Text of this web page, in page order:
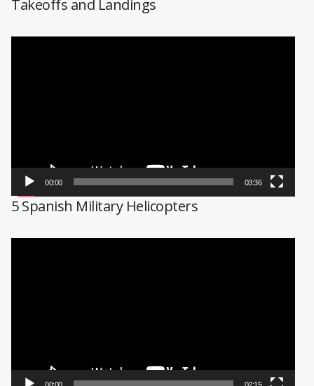
Takeoffs and Landings
00:00 03:36
5 Spanish Military Helicopters